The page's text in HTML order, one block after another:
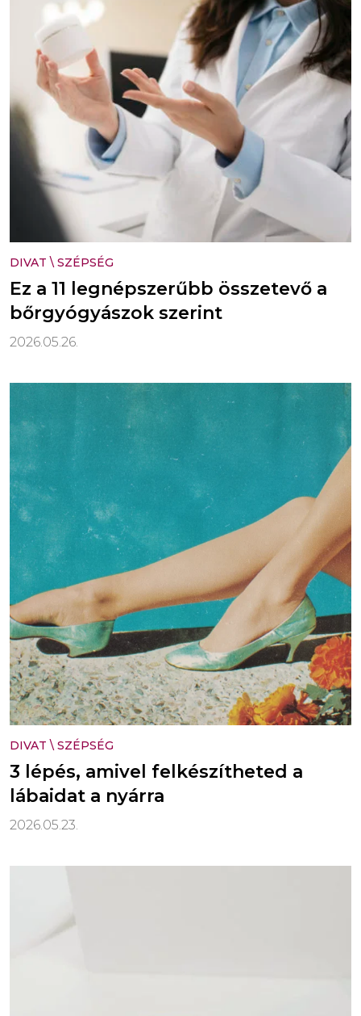
DIVAT \ SZÉPSÉG
Ez a 11 legnépszerűbb összetevő a
bőrgyógyászok szerint
2026.05.26.
DIVAT \ SZÉPSÉG
3 lépés, amivel felkészítheted a
lábaidat a nyárra
2026.05.23.